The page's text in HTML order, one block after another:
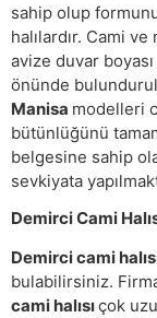
sahip olup
halılardır. Cami
avize duvar
önünde
Manisa modelleri
bütünlüğünü
belgesine sahip
sevkiyata
Demirci Cami
Demirci cami
bulabilirsiniz.
cami halısıçok